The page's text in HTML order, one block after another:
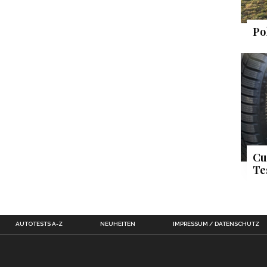
AUTOTESTS A-Z NEUHEITEN IMPRESSUM / DATENSCHUTZ